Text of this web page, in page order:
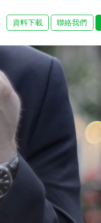
資料下載 聯絡我們